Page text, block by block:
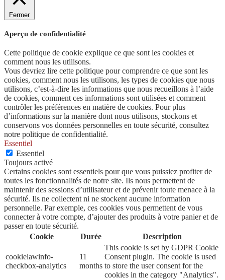
Fermer
Aperçu de confidentialité
Cette politique de cookie explique ce que sont les cookies et
comment nous les utilisons.
Vous devriez lire cette politique pour comprendre ce que sont les
cookies, comment nous les utilisons, les types de cookies que nous
utilisons, c’est-à-dire les informations que nous recueillons à l’aide
de cookies, comment ces informations sont utilisées et comment
contrôler les préférences en matière de cookies. Pour plus
d’informations sur la manière dont nous utilisons, stockons et
conservons vos données personnelles en toute sécurité, consultez
notre politique de confidentialité.
Essentiel
Essentiel
Toujours activé
Certains cookies sont essentiels pour que vous puissiez profiter de
toutes les fonctionnalités de notre site. Ils nous permettent de
maintenir des sessions d’utilisateur et de prévenir toute menace à la
sécurité. Ils ne collectent ni ne stockent aucune information
personnelle. Par exemple, ces cookies vous permettent de vous
connecter à votre compte, d’ajouter des produits à votre panier et de
passer en toute sécurité.
Cookie
Durée Description
cookielawinfo-
checkbox-analytics
11
months
This cookie is set by GDPR Cookie
Consent plugin. The cookie is used
to store the user consent for the
cookies in the category "Analytics".